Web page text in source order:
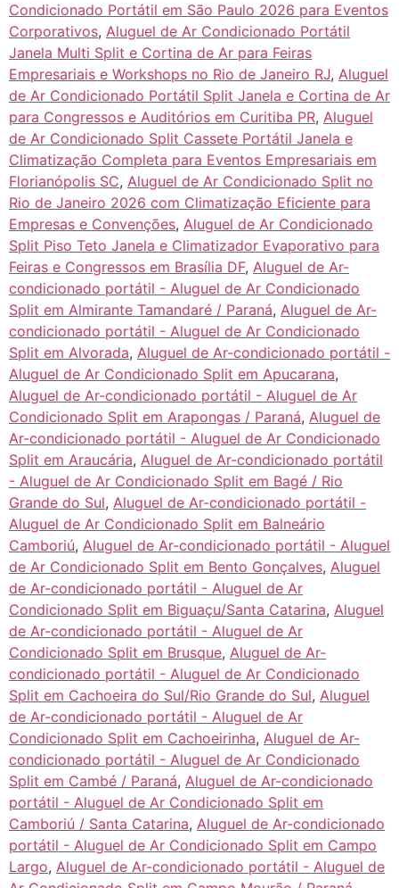
Condicionado Portátil em São Paulo 2026 para Eventos
Corporativos, Aluguel de Ar Condicionado Portátil
Janela Multi Split e Cortina de Ar para Feiras
Empresariais e Workshops no Rio de Janeiro RJ, Aluguel
de Ar Condicionado Portátil Split Janela e Cortina de Ar
para Congressos e Auditórios em Curitiba PR, Aluguel
de Ar Condicionado Split Cassete Portátil Janela e
Climatização Completa para Eventos Empresariais em
Florianópolis SC, Aluguel de Ar Condicionado Split no
Rio de Janeiro 2026 com Climatização Eficiente para
Empresas e Convenções, Aluguel de Ar Condicionado
Split Piso Teto Janela e Climatizador Evaporativo para
Feiras e Congressos em Brasília DF, Aluguel de Ar-
condicionado portátil - Aluguel de Ar Condicionado
Split em Almirante Tamandaré / Paraná, Aluguel de Ar-
condicionado portátil - Aluguel de Ar Condicionado
Split em Alvorada, Aluguel de Ar-condicionado portátil -
Aluguel de Ar Condicionado Split em Apucarana,
Aluguel de Ar-condicionado portátil - Aluguel de Ar
Condicionado Split em Arapongas / Paraná, Aluguel de
Ar-condicionado portátil - Aluguel de Ar Condicionado
Split em Araucária, Aluguel de Ar-condicionado portátil
- Aluguel de Ar Condicionado Split em Bagé / Rio
Grande do Sul, Aluguel de Ar-condicionado portátil -
Aluguel de Ar Condicionado Split em Balneário
Camboriú, Aluguel de Ar-condicionado portátil - Aluguel
de Ar Condicionado Split em Bento Gonçalves, Aluguel
de Ar-condicionado portátil - Aluguel de Ar
Condicionado Split em Biguaçu/Santa Catarina, Aluguel
de Ar-condicionado portátil - Aluguel de Ar
Condicionado Split em Brusque, Aluguel de Ar-
condicionado portátil - Aluguel de Ar Condicionado
Split em Cachoeira do Sul/Rio Grande do Sul, Aluguel
de Ar-condicionado portátil - Aluguel de Ar
Condicionado Split em Cachoeirinha, Aluguel de Ar-
condicionado portátil - Aluguel de Ar Condicionado
Split em Cambé / Paraná, Aluguel de Ar-condicionado
portátil - Aluguel de Ar Condicionado Split em
Camboriú / Santa Catarina, Aluguel de Ar-condicionado
portátil - Aluguel de Ar Condicionado Split em Campo
Largo, Aluguel de Ar-condicionado portátil - Aluguel de